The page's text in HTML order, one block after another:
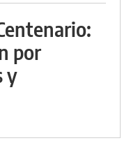
por
y